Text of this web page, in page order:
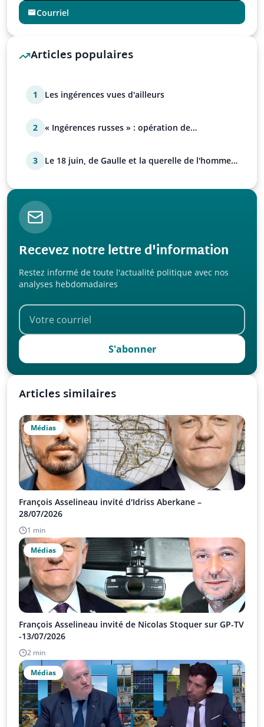
Courriel
Articles populaires
1 Les ingérences vues d'ailleurs
2
« Ingérences russes » : opération de
3
Le 18 juin, de Gaulle et la querelle de l'homme
Recevez notre lettre d'information
Restez informé de toute l'actualité politique avec nos
analyses hebdomadaires
S'abonner
Articles similaires
Médias
François Asselineau invité d'Idriss Aberkane –
28/07/2026
1 min
Médias
François Asselineau invité de Nicolas Stoquer sur GP-TV
-13/07/2026
2 min
Médias